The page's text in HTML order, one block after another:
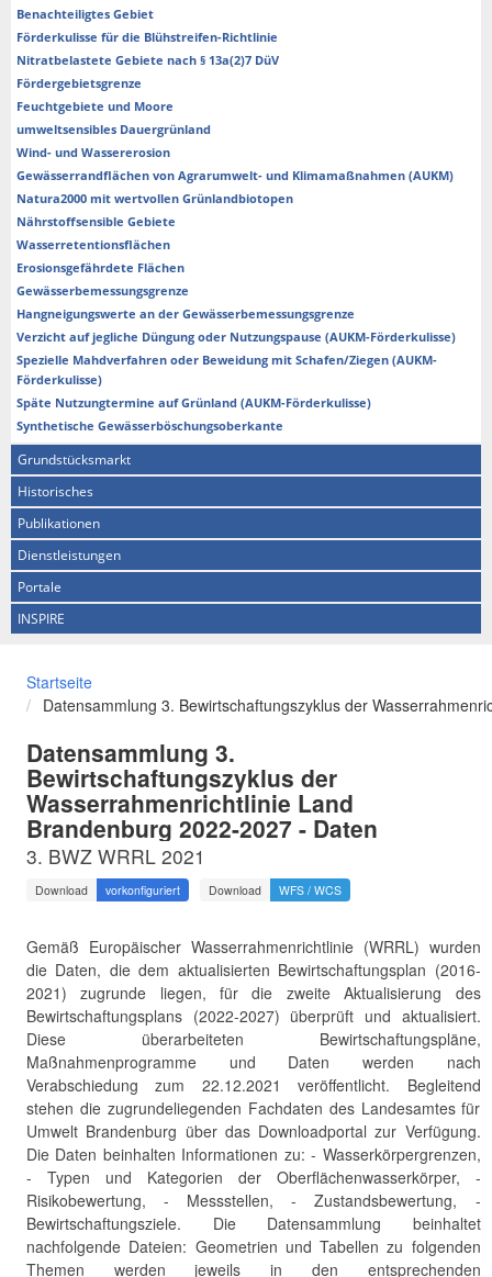
Benachteiligtes Gebiet
Förderkulisse für die Blühstreifen-Richtlinie
Nitratbelastete Gebiete nach § 13a(2)7 DüV
Fördergebietsgrenze
Feuchtgebiete und Moore
umweltsensibles Dauergrünland
Wind- und Wassererosion
Gewässerrandflächen von Agrarumwelt- und Klimamaßnahmen (AUKM)
Natura2000 mit wertvollen Grünlandbiotopen
Nährstoffsensible Gebiete
Wasserretentionsflächen
Erosionsgefährdete Flächen
Gewässerbemessungsgrenze
Hangneigungswerte an der Gewässerbemessungsgrenze
Verzicht auf jegliche Düngung oder Nutzungspause (AUKM-Förderkulisse)
Spezielle Mahdverfahren oder Beweidung mit Schafen/Ziegen (AUKM-
Förderkulisse)
Späte Nutzungtermine auf Grünland (AUKM-Förderkulisse)
Synthetische Gewässerböschungsoberkante
Grundstücksmarkt
Historisches
Publikationen
Dienstleistungen
Portale
INSPIRE
Startseite
Datensammlung 3. Bewirtschaftungszyklus der
Datensammlung 3.
Bewirtschaftungszyklus der
Wasserrahmenrichtlinie Land
Brandenburg 2022-2027 - Daten
3. BWZ WRRL 2021
Download vorkonfiguriert Download WFS / WCS
Gemäß Europäischer Wasserrahmenrichtlinie (WRRL) wurden
die Daten, die dem aktualisierten Bewirtschaftungsplan (2016-
2021) zugrunde liegen, für die zweite Aktualisierung des
Bewirtschaftungsplans (2022-2027) überprüft und aktualisiert.
Diese überarbeiteten Bewirtschaftungspläne,
Maßnahmenprogramme und Daten werden nach
Verabschiedung zum 22.12.2021 veröffentlicht. Begleitend
stehen die zugrundeliegenden Fachdaten des Landesamtes für
Umwelt Brandenburg über das Downloadportal zur Verfügung.
Die Daten beinhalten Informationen zu: - Wasserkörpergrenzen,
- Typen und Kategorien der Oberflächenwasserkörper, -
Risikobewertung, - Messstellen, - Zustandsbewertung, -
Bewirtschaftungsziele. Die Datensammlung beinhaltet
nachfolgende Dateien: Geometrien und Tabellen zu folgenden
Themen werden jeweils in den entsprechenden